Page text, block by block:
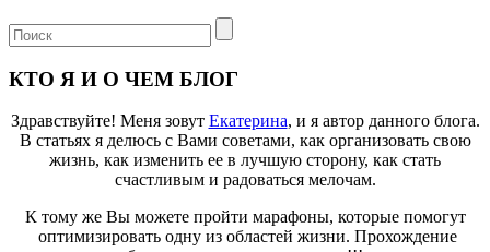
КТО Я И О ЧЕМ БЛОГ
Здравствуйте! Меня зовут Екатерина, и я автор данного блога.
В статьях я делюсь с Вами советами, как организовать свою
жизнь, как изменить ее в лучшую сторону, как стать
счастливым и радоваться мелочам.
К тому же Вы можете пройти марафоны, которые помогут
оптимизировать одну из областей жизни. Прохождение